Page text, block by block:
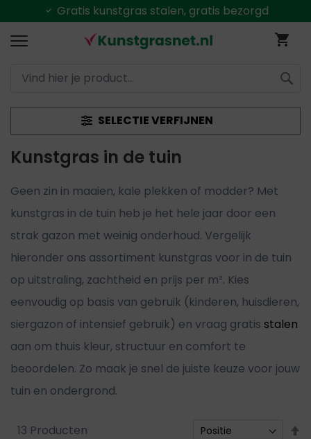
Alles uitvoorraadleverbaar
ZOEK
SELECTIE VERFIJNEN
Kunstgras in de tuin
Geen zin in maaien, kale plekken of modder? Met
kunstgras in de tuin heb je het hele jaar door een
strak gazon met weinig onderhoud. Vergelijk
hieronder ons assortiment kunstgras voor in de tuin
op uitstraling, zachtheid en prijs per m². Kies
eenvoudig op basis van gebruik (kinderen, huisdieren,
siergazon of intensief gebruik) en vraag gratis stalen
aan om thuis kleur, structuur en comfort te
beoordelen. Zo maak je snel de juiste keuze voor jouw
tuin en ondergrond.
13 Producten